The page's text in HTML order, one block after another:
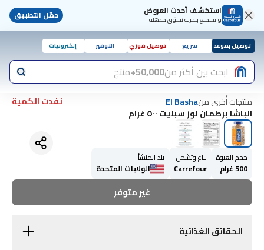
استكشف أحدث العروض
واستمتع بتجربة تسوّق مذهلة! حمّل التطبيق
توصيل بموعد سريع توصيل فوري التوفير إلكترونيات
ابحث بين أكثر من50,000+ منتج
منتجات أُخرى منEl Basha
نفدت الكمية
الباشا برطمان لوز سبليت ٥٠٠ غرام
حجم العبوة
500 غرام
يباع ويُشحن
Carrefour
بلد المنشأ
الولايات المتحدة
غير متوفر
الحقائق الغذائية